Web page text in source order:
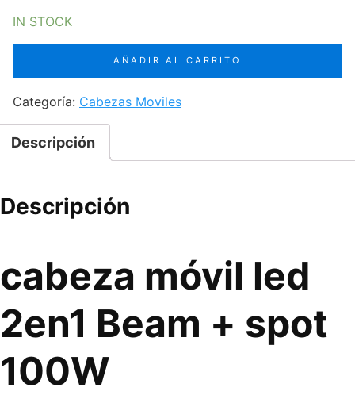
IN STOCK
Beam
Spot
100W
AÑADIR AL CARRITO
Categoría: Cabezas Moviles
Descripción
Descripción
cabeza móvil led
2en1 Beam + spot
100W